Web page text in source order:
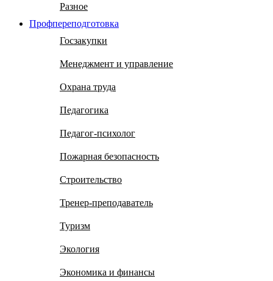
Разное
Профпереподготовка
Госзакупки
Менеджмент и управление
Охрана труда
Педагогика
Педагог-психолог
Пожарная безопасность
Строительство
Тренер-преподаватель
Туризм
Экология
Экономика и финансы